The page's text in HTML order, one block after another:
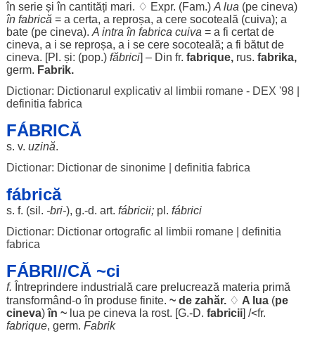
în serieși în cantități mari. ♢ Expr. (Fam.) A lua (pe cineva)
în fabrică = a certa, a reproșa, a cere socoteală (cuiva); a
bate(pe cineva). A intra în fabrica cuiva = a fi certatde
cineva, a i se reproșa, a i se cere socoteală; a fi bătutde
cineva. [Pl. și: (pop.) făbrici] – Din fr. fabrique, rus. fabrika,
germ. Fabrik.
Dictionar: Dictionarul explicativ al limbii romane - DEX '98|
definitia fabrica
FÁBRICĂ
s. v. uzină.
Dictionar: Dictionar de sinonime| definitia fabrica
fábrică
s. f. (sil . -bri-), g.-d. art. fábricii;pl. fábrici
Dictionar: Dictionar ortografic al limbii romane| definitia
fabrica
FÁBRI//CĂ ~ci
f. Întreprindere industrială care prelucrează materia primă
transformând-o în produse finite. ~ de zahăr.♢ A lua(pe
cineva)în ~ lua pe cineva la rost. [G.-D. fabricii] /<fr.
fabrique, germ. Fabrik